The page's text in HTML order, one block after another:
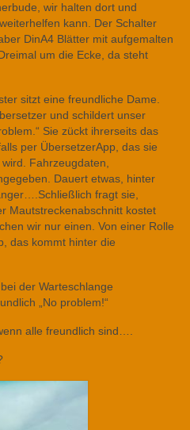
wir halten dort und
kann. Der Schalter
DinA4 Blätter mit aufgemalten
um die Ecke, da steht
sitzt eine freundliche Dame.
und schildert unser
Sie zückt ihrerseits das
per ÜbersetzerApp, das sie
Fahrzeugdaten,
Dauert etwas, hinter
fragt sie,
Mautstreckenabschnitt kostet
wir nur einen. Von einer Rolle
das kommt hinter die
bei der Warteschlange
„No problem!“
alle freundlich sind….